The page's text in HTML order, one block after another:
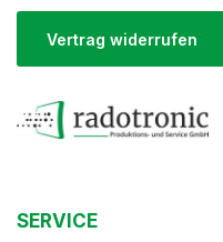
Vertrag widerrufen
SERVICE